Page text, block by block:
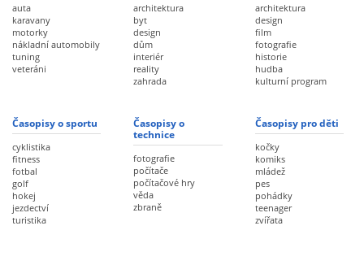
auta
karavany
motorky
nákladní automobily
tuning
veteráni
architektura
byt
design
dům
interiér
reality
zahrada
architektura
design
film
fotografie
historie
hudba
kulturní program
Časopisy o sportu
cyklistika
fitness
fotbal
golf
hokej
jezdectví
turistika
Časopisy o
technice
fotografie
počítače
počítačové hry
věda
zbraně
Časopisy pro děti
kočky
komiks
mládež
pes
pohádky
teenager
zvířata